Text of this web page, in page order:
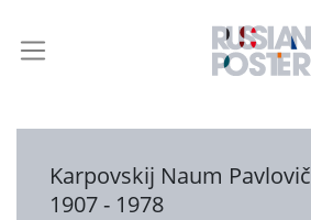
Karpovskij Naum Pavlovič
1907 - 1978